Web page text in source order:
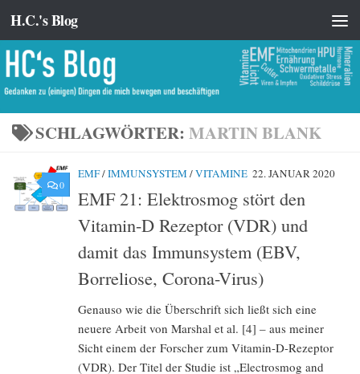
Zum Inhalt springen
H.C.'s Blog
SCHLAGWÖRTER: MARTIN BLANK
0
EMF/IMMUNSYSTEM /VITAMINE 22. JANUAR 2020
EMF 21: Elektrosmog stört den
Vitamin-D Rezeptor (VDR) und
damit das Immunsystem (EBV,
Borreliose, Corona-Virus)
Genauso wie die Überschrift sich ließt sich eine
neuere Arbeit von Marshal et al. [4] – aus meiner
Sicht einem der Forscher zum Vitamin-D-Rezeptor
(VDR). Der Titel der Studie ist „Electrosmog and